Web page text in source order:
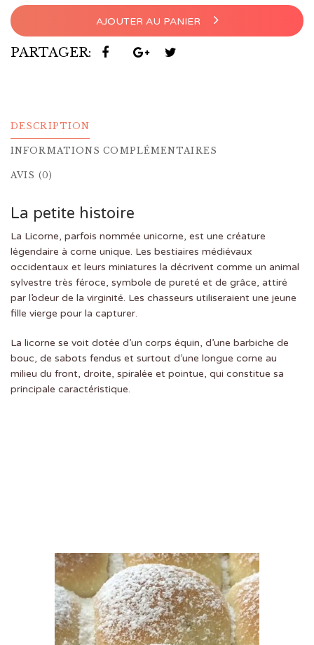
AJOUTER AU PANIER
PARTAGER:
DESCRIPTION
INFORMATIONS COMPLÉMENTAIRES
AVIS (0)
La petite histoire
La Licorne, parfois nommée unicorne, est une créature
légendaire à corne unique. Les bestiaires médiévaux
occidentaux et leurs miniatures la décrivent comme un animal
sylvestre très féroce, symbole de pureté et de grâce, attiré
par l’odeur de la virginité. Les chasseurs utiliseraient une jeune
fille vierge pour la capturer.
La licorne se voit dotée d’un corps équin, d’une barbiche de
bouc, de sabots fendus et surtout d’une longue corne au
milieu du front, droite, spiralée et pointue, qui constitue sa
principale caractéristique.